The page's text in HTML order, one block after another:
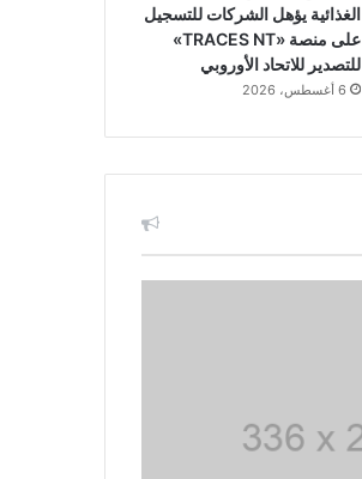
الغذائية يؤهل الشركات للتسجيل
على منصة «TRACES NT»
للتصدير للاتحاد الأوروبي
6 أغسطس، 2026